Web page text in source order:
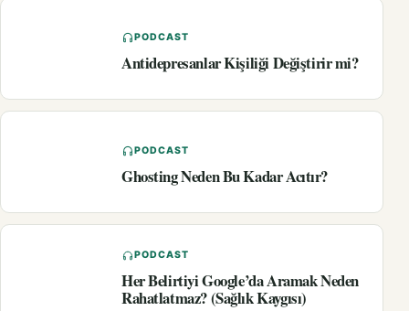
PODCAST
Antidepresanlar Kişiliği Değiştirir mi?
PODCAST
Ghosting Neden Bu Kadar Acıtır?
PODCAST
Her Belirtiyi Google’da Aramak Neden
Rahatlatmaz? (Sağlık Kaygısı)